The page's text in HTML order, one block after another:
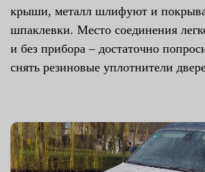
крыши, металл шлифуют и
шпаклевки. Место соединения
и без прибора – достаточно
снять резиновые уплотнители